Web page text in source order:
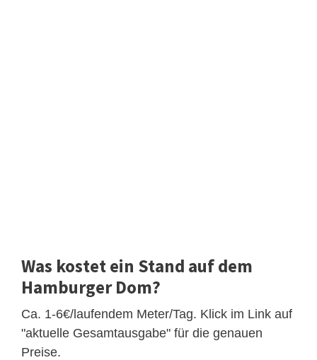
Was kostet ein Stand auf dem
Hamburger Dom?
Ca. 1-6€/laufendem Meter/Tag. Klick im Link auf
"aktuelle Gesamtausgabe" für die genauen
Preise.